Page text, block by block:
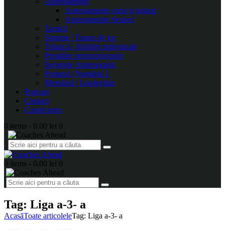
Antrenamente copii și juniori
Antrenamente Seniori
Tactică
Sisteme | Trasee de joc
Tehnică | Abilități individuale
Pregătire presezon/sezon
Secretele Antrenorului
Portarul | Numărul 1
Metodică | Leadership
Podcast
Contact
Contul meu
0 items - 0.00 lei 0
0 items - 0.00 lei 0
Tag: Liga a-3- a
AcasăToate articoleleTag: Liga a-3- a